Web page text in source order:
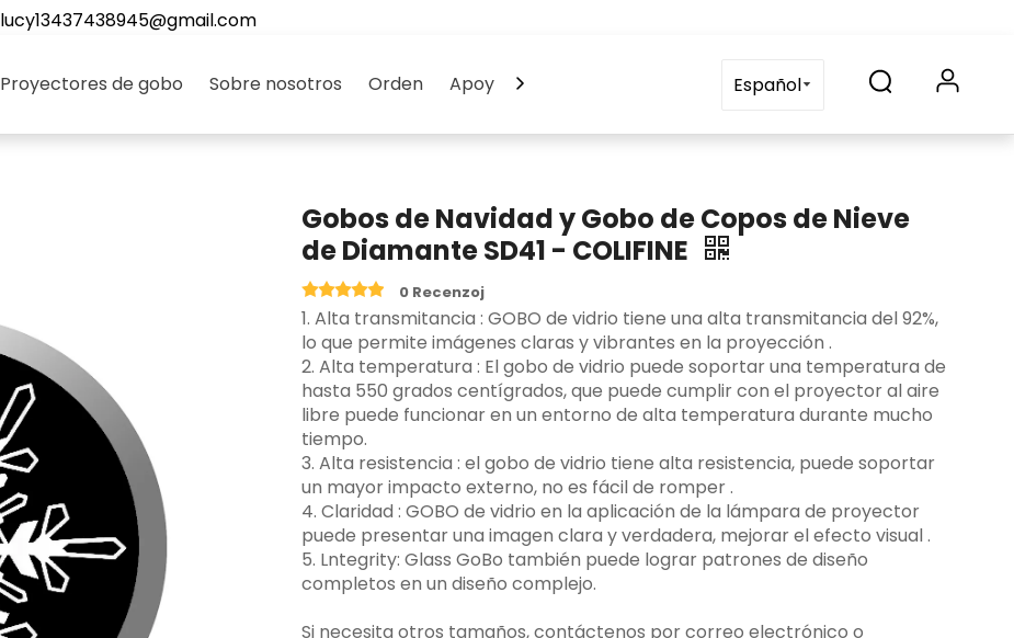
lucy13437438945@gmail.com
Proyectores de gobo Sobre nosotros Orden Apoyo Contáctenos blog Preguntas
Español
Gobos de Navidad y Gobo de Copos de Nieve
de Diamante SD41 - COLIFINE
0 Recenzoj
‌1. Alta transmitancia ‌: GOBO de vidrio tiene una alta transmitancia del 92%,
lo que permite imágenes claras y vibrantes en la proyección ‌.
2. Alta temperatura ‌: El gobo de vidrio puede soportar una temperatura de
hasta 550 grados centígrados, que puede cumplir con el proyector al aire
libre puede funcionar en un entorno de alta temperatura durante mucho
tiempo.
3.‌ Alta resistencia ‌: el gobo de vidrio tiene alta resistencia, puede soportar
un mayor impacto externo, no es fácil de romper ‌.
4. Claridad ‌: GOBO de vidrio en la aplicación de la lámpara de proyector
puede presentar una imagen clara y verdadera, mejorar el efecto visual ‌.
5. Lntegrity: Glass GoBo también puede lograr patrones de diseño
completos en un diseño complejo.
Si necesita otros tamaños, contáctenos por correo electrónico o